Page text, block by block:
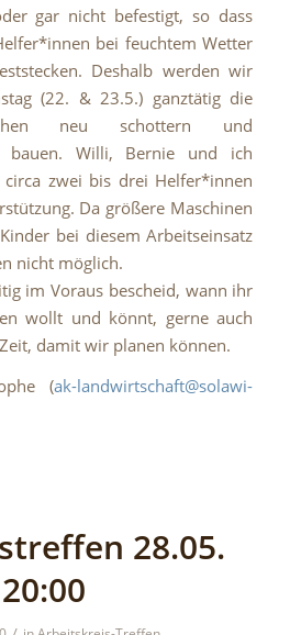
gar nicht befestigt, so dass
bei feuchtem Wetter
Deshalb werden wir
(22. & 23.5.) ganztätig die
neu schottern und
bauen. Willi, Bernie und ich
zwei bis drei Helfer*innen
Da größere Maschinen
bei diesem Arbeitseinsatz
nicht möglich.
im Voraus bescheid, wann ihr
wollt und könnt, gerne auch
damit wir planen können.
(ak-landwirtschaft@solawi-
28.05.
20:00